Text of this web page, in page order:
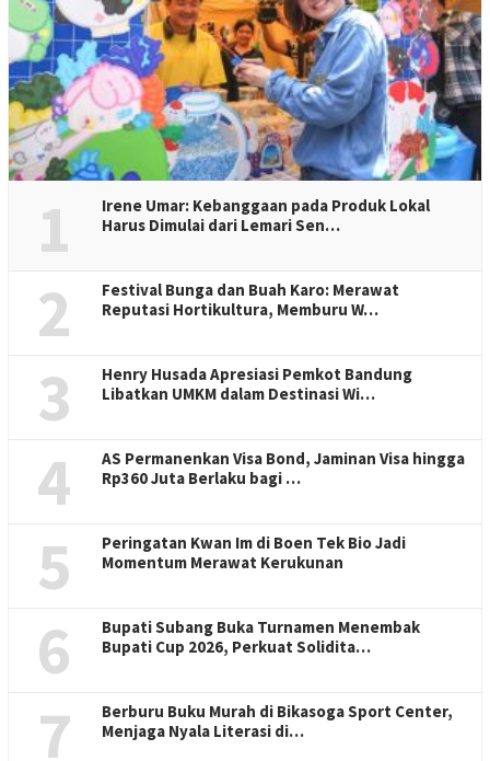
1
Irene Umar: Kebanggaan pada Produk Lokal
Harus Dimulai dari Lemari Sen…
2
Festival Bunga dan Buah Karo: Merawat
Reputasi Hortikultura, Memburu W…
3
Henry Husada Apresiasi Pemkot Bandung
Libatkan UMKM dalam Destinasi Wi…
4
AS Permanenkan Visa Bond, Jaminan Visa hingga
Rp360 Juta Berlaku bagi …
5
Peringatan Kwan Im di Boen Tek Bio Jadi
Momentum Merawat Kerukunan
6
Bupati Subang Buka Turnamen Menembak
Bupati Cup 2026, Perkuat Solidita…
7
Berburu Buku Murah di Bikasoga Sport Center,
Menjaga Nyala Literasi di…